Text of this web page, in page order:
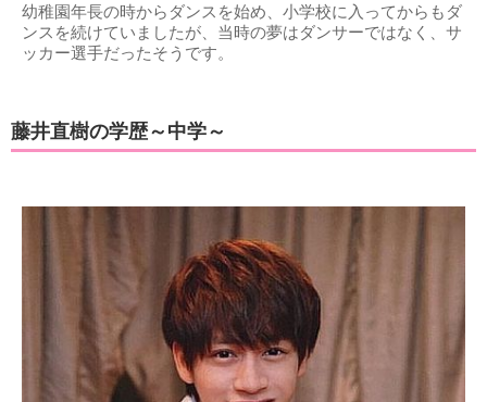
幼稚園年長の時からダンスを始め、小学校に入ってからもダ
ンスを続けていましたが、当時の夢はダンサーではなく、サ
ッカー選手だったそうです。
藤井直樹の学歴～中学～